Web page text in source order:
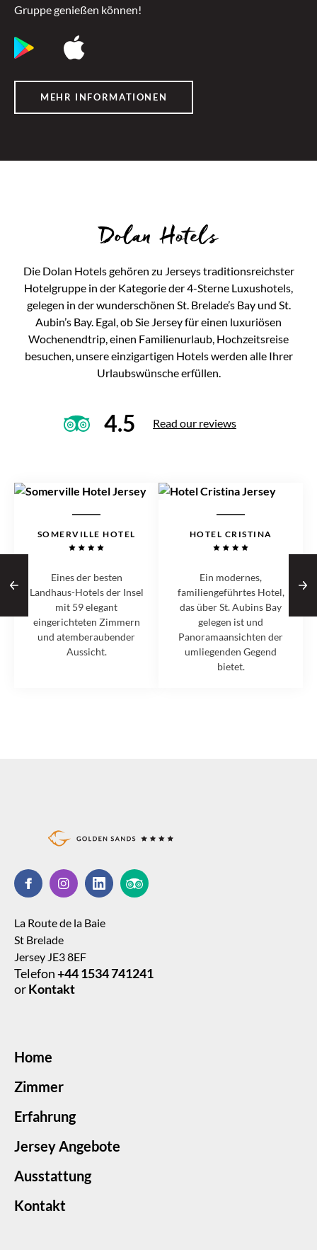
Gruppe genießen können!
MEHR INFORMATIONEN
Dolan Hotels
Die Dolan Hotels gehören zu Jerseys traditionsreichster
Hotelgruppe in der Kategorie der 4-Sterne Luxushotels,
gelegen in der wunderschönen St. Brelade’s Bay und St.
Aubin’s Bay. Egal, ob Sie Jersey für einen luxuriösen
Wochenendtrip, einen Familienurlaub, Hochzeitsreise
besuchen, unsere einzigartigen Hotels werden alle Ihrer
Urlaubswünsche erfüllen.
4.5 Read our reviews
SOMERVILLE HOTEL
Eines der besten
Landhaus-Hotels der Insel
mit 59 elegant
eingerichteten Zimmern
und atemberaubender
Aussicht.
HOTEL CRISTINA
Ein modernes,
familiengeführtes Hotel,
das über St. Aubins Bay
gelegen ist und
Panoramaansichten der
umliegenden Gegend
bietet.
La Route de la Baie
St Brelade
Jersey JE3 8EF
Telefon+44 1534 741241
orKontakt
Home
Zimmer
Erfahrung
Jersey Angebote
Ausstattung
Kontakt